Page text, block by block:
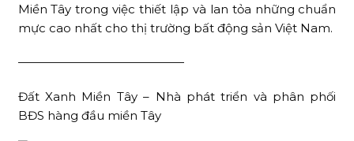
Miền Tây trong việc thiết lập và lan tỏa những chuẩn
mực cao nhất cho thị trường bất động sản Việt Nam.
——————————————
Đất Xanh Miền Tây – Nhà phát triển và phân phối
BĐS hàng đầu miền Tây